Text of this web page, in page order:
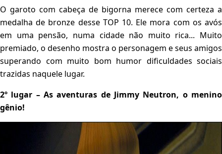
O garoto com cabeça de bigorna merece com certeza a
medalha de bronze desse TOP 10. Ele mora com os avós
em uma pensão, numa cidade não muito rica... Muito
premiado, o desenho mostra o personagem e seus amigos
superando com muito bom humor dificuldades sociais
trazidas naquele lugar.
2º lugar – As aventuras de Jimmy Neutron, o menino
gênio!